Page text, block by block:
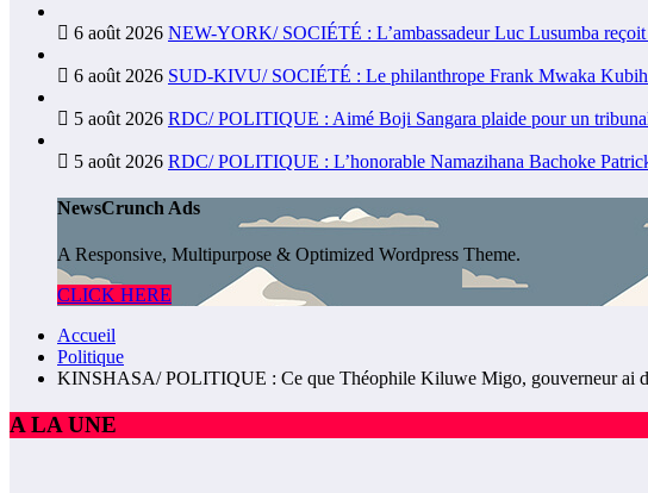
6 août 2026 NEW-YORK/ SOCIÉTÉ : L’ambassadeur Luc Lusumba
6 août 2026 SUD-KIVU/ SOCIÉTÉ : Le philanthrope Frank Mwaka
5 août 2026 RDC/ POLITIQUE : Aimé Boji Sangara plaide pour un
5 août 2026 RDC/ POLITIQUE : L’honorable Namazihana Bachoke
NewsCrunch Ads
A Responsive, Multipurpose & Optimized Wordpress Theme.
CLICK HERE
Accueil
Politique
KINSHASA/ POLITIQUE : Ce que Théophile Kiluwe Migo, gouverneur ai
A LA UNE